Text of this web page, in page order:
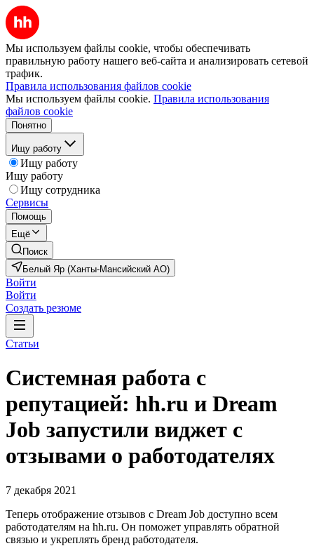
Мы используем файлы cookie, чтобы обеспечивать
правильную работу нашего веб-сайта и анализировать сетевой
трафик.
Правила использования файлов cookie
Мы используем файлы cookie. Правила использования
файлов cookie
Понятно
Ищу работу
Ищу работу
Ищу работу
Ищу сотрудника
Сервисы
Помощь
Ещё
Поиск
Белый Яр (Ханты-Мансийский АО)
Войти
Войти
Создать резюме
Статьи
Системная работа с
репутацией: hh.ru и Dream
Job запустили виджет с
отзывами о работодателях
7 декабря 2021
Теперь отображение отзывов с Dream Job доступно всем
работодателям на hh.ru. Он поможет управлять обратной
связью и укреплять бренд работодателя.